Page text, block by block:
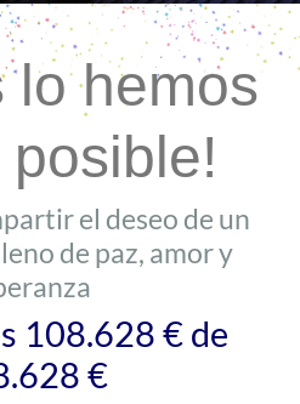
lo hemos
el deseo de un
de paz, amor y
108.628 € de
€